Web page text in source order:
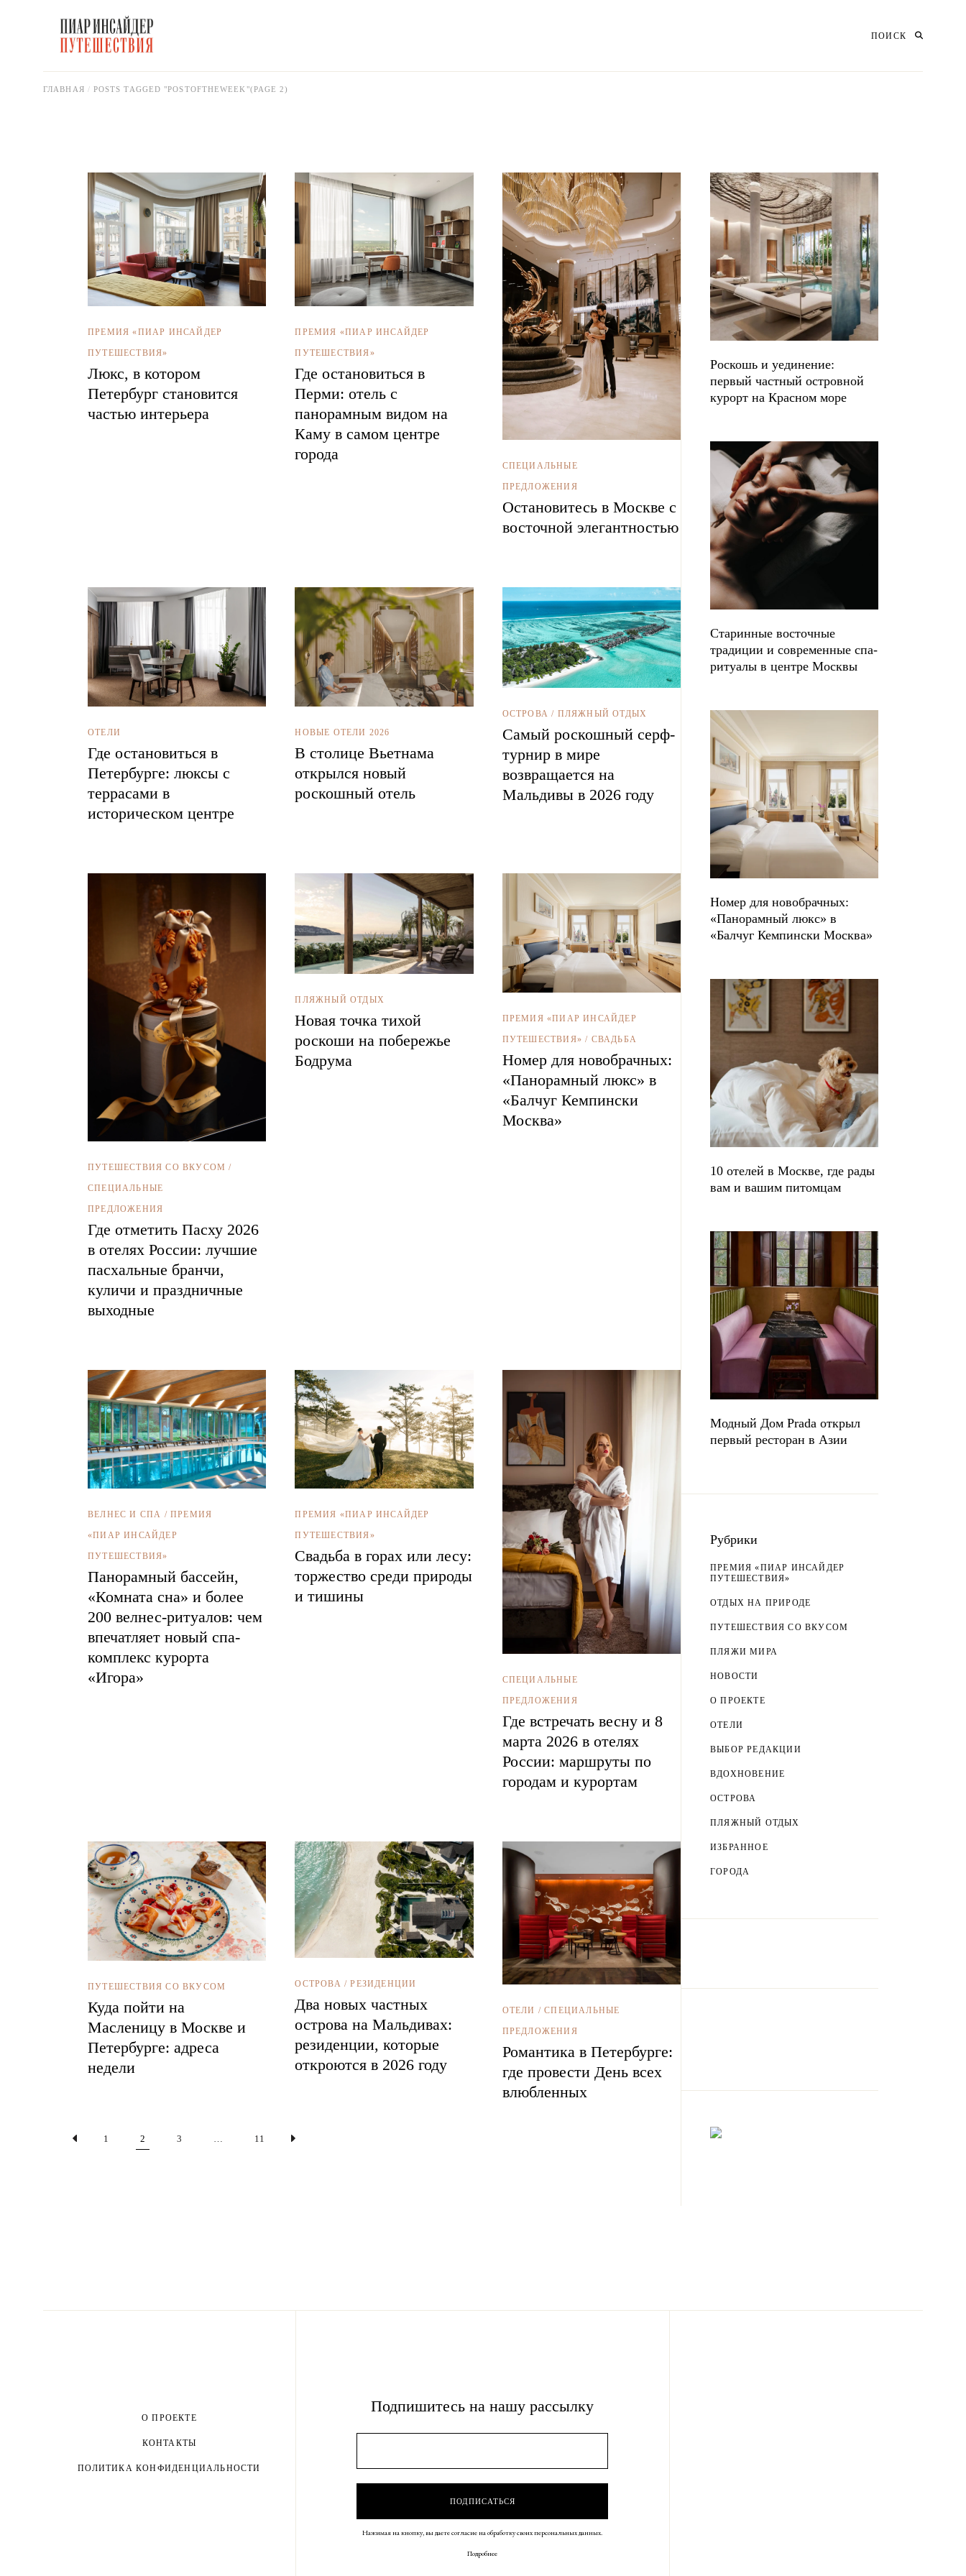
ПОИСК
ГЛАВНАЯ POSTS TAGGED "POSTOFTHEWEEK"(PAGE 2)
ПРЕМИЯ «ПИАР ИНСАЙДЕР
ПУТЕШЕСТВИЯ»
Люкс, в котором
Петербург становится
частью интерьера
ПРЕМИЯ «ПИАР ИНСАЙДЕР
ПУТЕШЕСТВИЯ»
Где остановиться в
Перми: отель с
панорамным видом на
Каму в самом центре
города
СПЕЦИАЛЬНЫЕ
ПРЕДЛОЖЕНИЯ
Остановитесь в Москве с
восточной элегантностью
ОТЕЛИ
Где остановиться в
Петербурге: люксы с
террасами в
историческом центре
НОВЫЕ ОТЕЛИ 2026
В столице Вьетнама
открылся новый
роскошный отель
ОСТРОВА / ПЛЯЖНЫЙ ОТДЫХ
Самый роскошный серф-
турнир в мире
возвращается на
Мальдивы в 2026 году
ПУТЕШЕСТВИЯ СО ВКУСОМ /
СПЕЦИАЛЬНЫЕ
ПРЕДЛОЖЕНИЯ
Где отметить Пасху 2026
в отелях России: лучшие
пасхальные бранчи,
куличи и праздничные
выходные
ПЛЯЖНЫЙ ОТДЫХ
Новая точка тихой
роскоши на побережье
Бодрума
ПРЕМИЯ «ПИАР ИНСАЙДЕР
ПУТЕШЕСТВИЯ» / СВАДЬБА
Номер для новобрачных:
«Панорамный люкс» в
«Балчуг Кемпински
Москва»
ВЕЛНЕС И СПА /ПРЕМИЯ
«ПИАР ИНСАЙДЕР
ПУТЕШЕСТВИЯ»
Панорамный бассейн,
«Комната сна» и более
200 велнес-ритуалов: чем
впечатляет новый спа-
комплекс курорта
«Игора»
ПРЕМИЯ «ПИАР ИНСАЙДЕР
ПУТЕШЕСТВИЯ»
Свадьба в горах или лесу:
торжество среди природы
и тишины
СПЕЦИАЛЬНЫЕ
ПРЕДЛОЖЕНИЯ
Где встречать весну и 8
марта 2026 в отелях
России: маршруты по
городам и курортам
ПУТЕШЕСТВИЯ СО ВКУСОМ
Куда пойти на
Масленицу в Москве и
Петербурге: адреса
недели
ОСТРОВА /РЕЗИДЕНЦИИ
Два новых частных
острова на Мальдивах:
резиденции, которые
откроются в 2026 году
ОТЕЛИ /СПЕЦИАЛЬНЫЕ
ПРЕДЛОЖЕНИЯ
Романтика в Петербурге:
где провести День всех
влюбленных
Пагинация
1 2 3 … 11
Роскошь и уединение:
первый частный островной
курорт на Красном море
Старинные восточные
традиции и современные спа-
ритуалы в центре Москвы
Номер для новобрачных:
«Панорамный люкс» в
«Балчуг Кемпински Москва»
10 отелей в Москве, где рады
вам и вашим питомцам
Модный Дом Prada открыл
первый ресторан в Азии
Рубрики
ПРЕМИЯ «ПИАР ИНСАЙДЕР
ПУТЕШЕСТВИЯ»
ОТДЫХ НА ПРИРОДЕ
ПУТЕШЕСТВИЯ СО ВКУСОМ
ПЛЯЖИ МИРА
НОВОСТИ
О ПРОЕКТЕ
ОТЕЛИ
ВЫБОР РЕДАКЦИИ
ВДОХНОВЕНИЕ
ОСТРОВА
ПЛЯЖНЫЙ ОТДЫХ
ИЗБРАННОЕ
ГОРОДА
О ПРОЕКТЕ
КОНТАКТЫ
ПОЛИТИКА КОНФИДЕНЦИАЛЬНОСТИ
Подпишитесь на нашу рассылку
Нажимая на кнопку, вы даете согласие на обработку своих персональных данных.
Подробнее